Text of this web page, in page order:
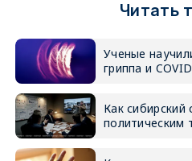
Читать
Ученые
гриппа и
Как сибирский
политическим